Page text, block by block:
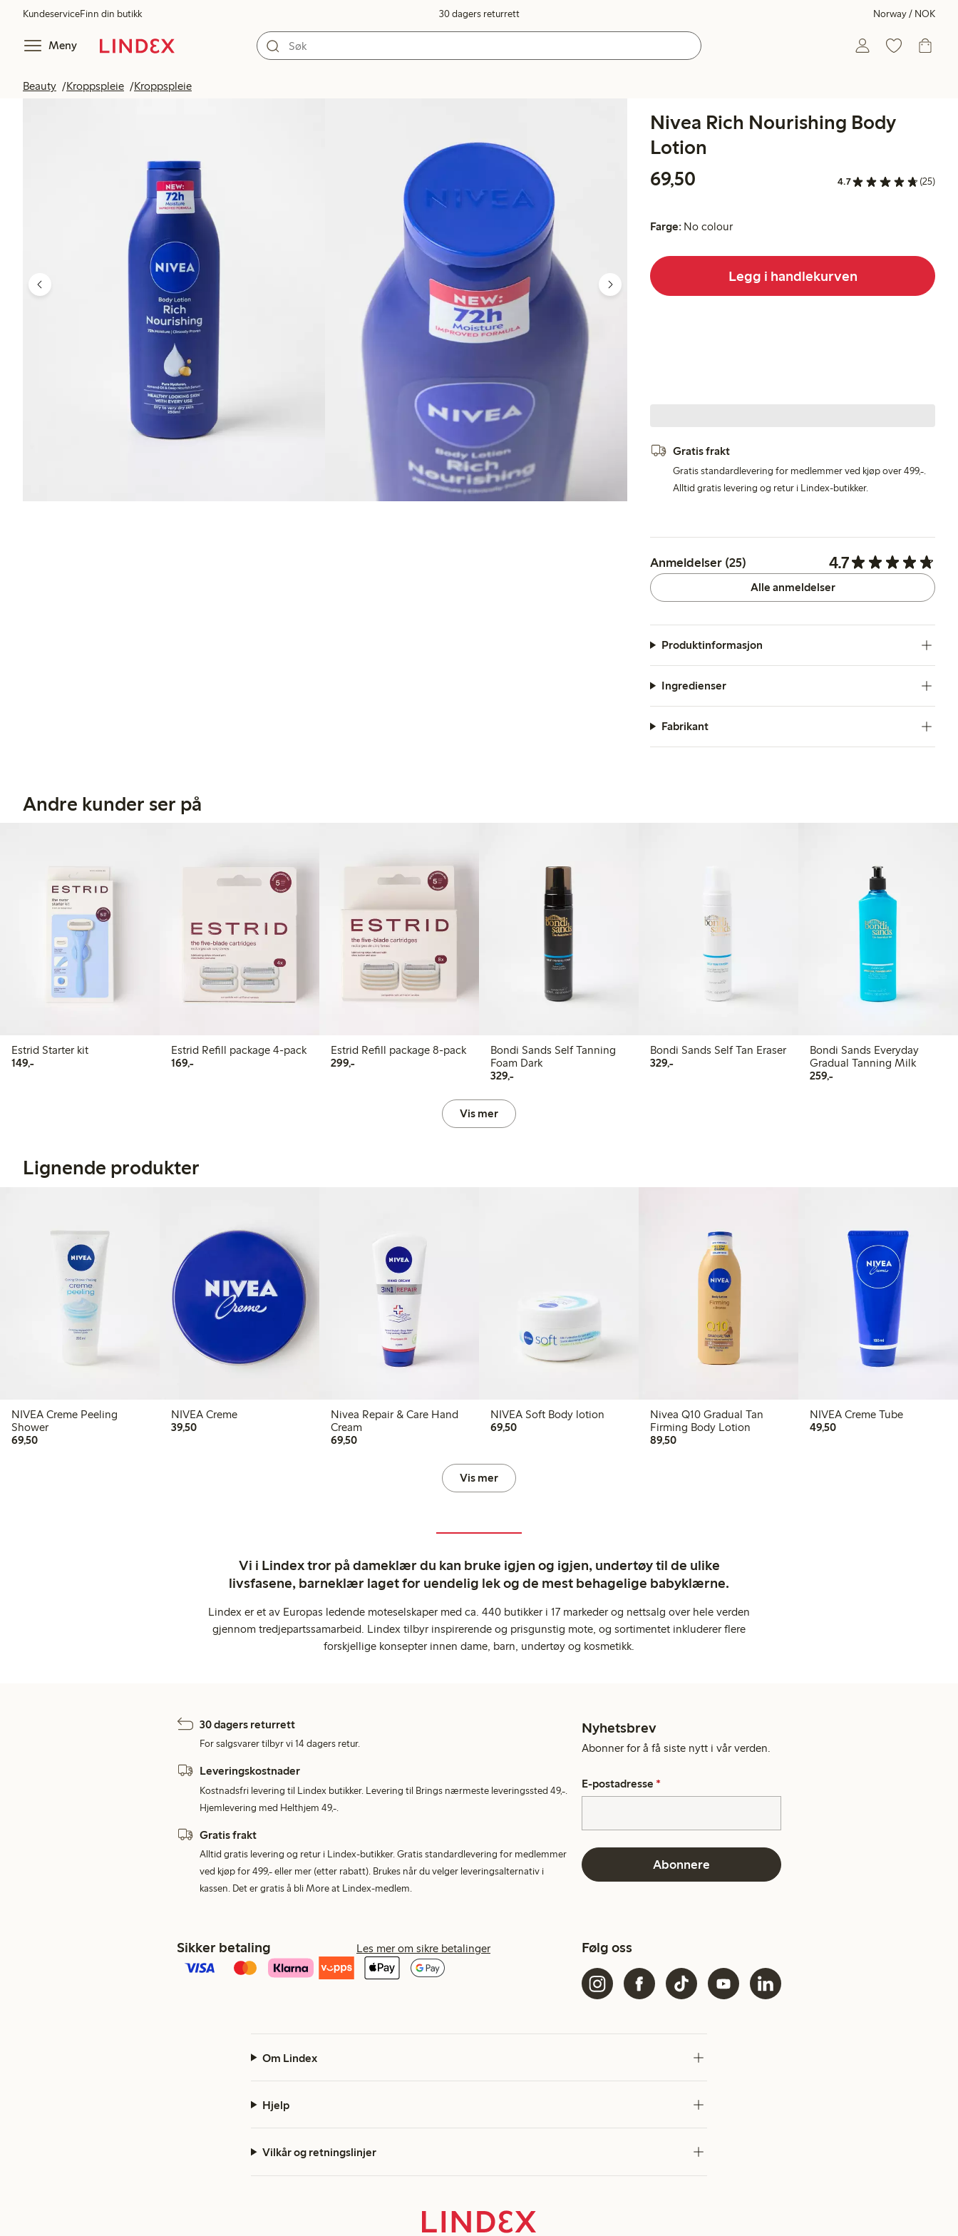
KundeserviceFinn din butikk 30 dagers returrett Norway / NOK
Meny
Beauty Kroppspleie Kroppspleie
Nivea Rich Nourishing Body
Lotion
69,50
4.7 (25)
Farge: No colour
Legg i handlekurven
Gratis frakt
Gratis standardlevering for medlemmer ved kjøp over 499,-.
Alltid gratis levering og retur i Lindex-butikker.
Anmeldelser (25) 4.7
Alle anmeldelser
Produktinformasjon
Ingredienser
Fabrikant
Andre kunder ser på
Estrid Starter kit
149,-149,00 kr
Estrid Refill package 4-pack
169,-169,00 kr
Estrid Refill package 8-pack
299,-299,00 kr
Bondi Sands Self Tanning
Foam Dark
329,-329,00 kr
Bondi Sands Self Tan Eraser
329,-329,00 kr
Bondi Sands Everyday
Gradual Tanning Milk
259,-259,00 kr
Vis mer
Lignende produkter
NIVEA Creme Peeling
Shower
69,5069,50 kr
NIVEA Creme
39,5039,50 kr
Nivea Repair & Care Hand
Cream
69,5069,50 kr
NIVEA Soft Body lotion
69,5069,50 kr
Nivea Q10 Gradual Tan
Firming Body Lotion
89,5089,50 kr
NIVEA Creme Tube
49,5049,50 kr
Vis mer
Vi i Lindex tror på dameklær du kan bruke igjen og igjen, undertøy til de ulike
livsfasene, barneklær laget for uendelig lek og de mest behagelige babyklærne.
Lindex er et av Europas ledende moteselskaper med ca. 440 butikker i 17 markeder og nettsalg over hele verden
gjennom tredjepartssamarbeid. Lindex tilbyr inspirerende og prisgunstig mote, og sortimentet inkluderer flere
forskjellige konsepter innen dame, barn, undertøy og kosmetikk.
30 dagers returrett
For salgsvarer tilbyr vi 14 dagers retur.
Leveringskostnader
Kostnadsfri levering til Lindex butikker. Levering til Brings nærmeste leveringssted 49,-.
Hjemlevering med Helthjem 49,-.
Gratis frakt
Alltid gratis levering og retur i Lindex-butikker. Gratis standardlevering for medlemmer
ved kjøp for 499,- eller mer (etter rabatt). Brukes når du velger leveringsalternativ i
kassen. Det er gratis å bli More at Lindex-medlem.
Nyhetsbrev
Abonner for å få siste nytt i vår verden.
E-postadresse *
Abonnere
Sikker betaling Les mer om sikre betalinger Følg oss
Om Lindex
Hjelp
Vilkår og retningslinjer